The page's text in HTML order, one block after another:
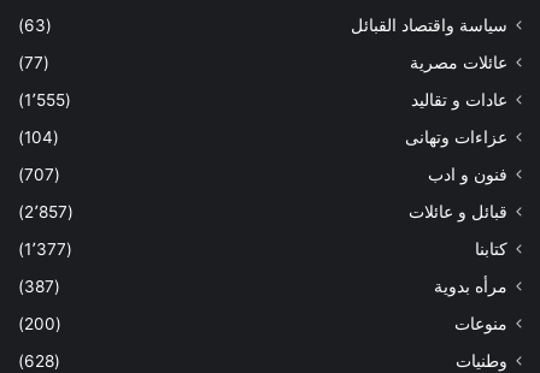
سياسة واقتصاد القبائل
(63)
عائلات مصرية
(77)
عادات و تقاليد
(1٬555)
عزاءات وتهانى
(104)
فنون و ادب
(707)
قبائل و عائلات
(2٬857)
كتابنا
(1٬377)
مرأه بدوية
(387)
منوعات
(200)
وطنيات
(628)